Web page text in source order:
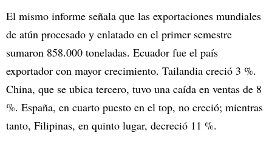
El mismo informe señala que las exportaciones mundiales
de atún procesado y enlatado en el primer semestre
sumaron 858.000 toneladas. Ecuador fue el país
exportador con mayor crecimiento. Tailandia creció 3 %.
China, que se ubica tercero, tuvo una caída en ventas de 8
%. España, en cuarto puesto en el top, no creció; mientras
tanto, Filipinas, en quinto lugar, decreció 11 %.